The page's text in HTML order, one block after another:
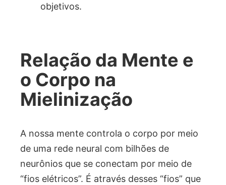
objetivos.
Relação da Mente e
o Corpo na
Mielinização
A nossa mente controla o corpo por meio
de uma rede neural com bilhões de
neurônios que se conectam por meio de
“fios elétricos”. É através desses “fios” que